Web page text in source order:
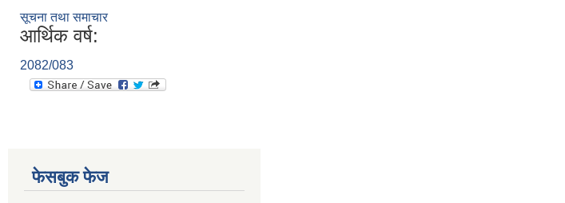
सूचना तथा समाचार
आर्थिक वर्ष:
2082/083
फेसबुक फेज